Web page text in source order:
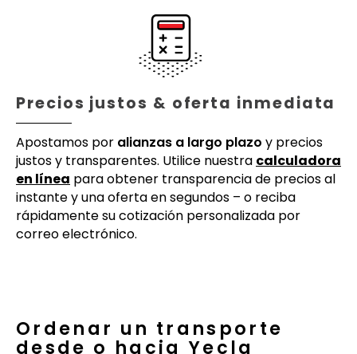
Precios justos & oferta inmediata
Apostamos por alianzas a largo plazo y precios
justos y transparentes. Utilice nuestra calculadora
en línea para obtener transparencia de precios al
instante y una oferta en segundos – o reciba
rápidamente su cotización personalizada por
correo electrónico.
Ordenar un transporte
desde o hacia Yecla